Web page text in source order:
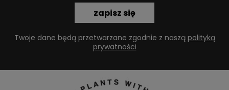
zapisz się
Twoje dane będą przetwarzane zgodnie z naszą polityką
prywatności